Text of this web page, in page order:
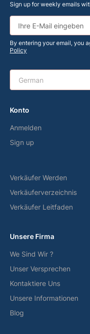
Sign up for weekly emails
By entering your email, you
Policy
German
Konto
Anmelden
Sign up
Verkäufer Werden
Verkäuferverzeichnis
Verkäufer Leitfaden
Unsere Firma
We Sind Wir ?
Unser Versprechen
Kontaktiere Uns
Unsere Informationen
Blog